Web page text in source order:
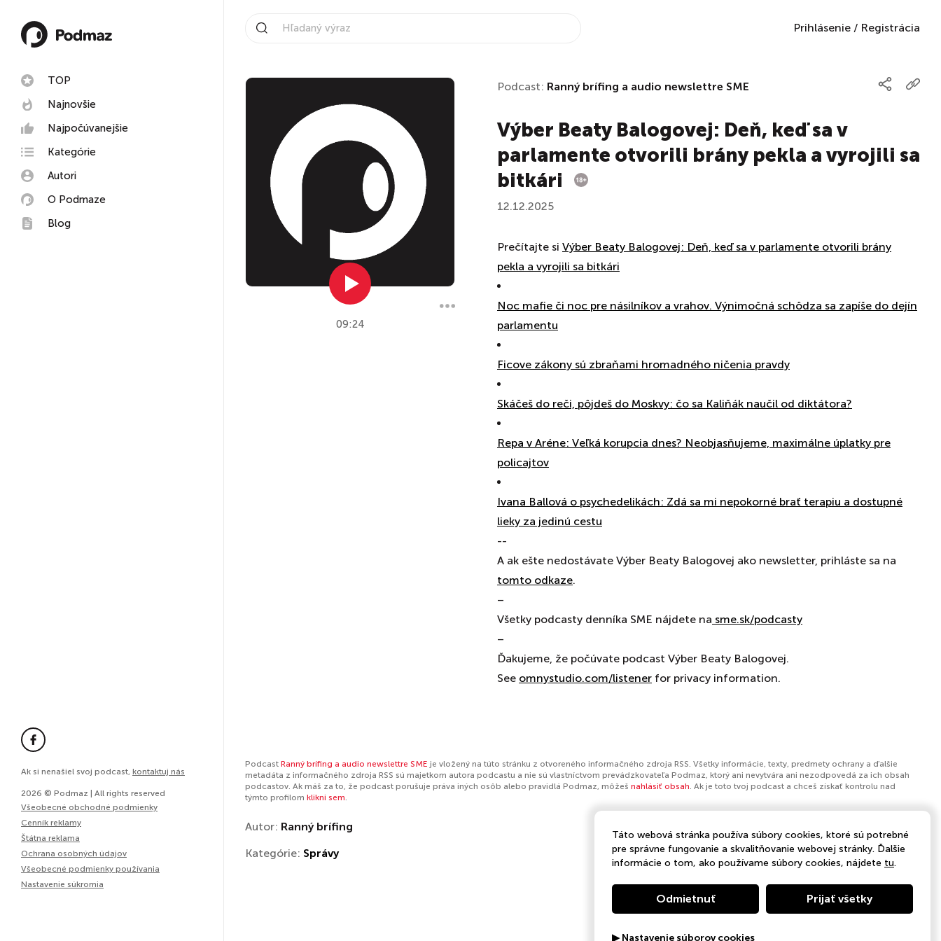
TOP
Najnovšie
Najpočúvanejšie
Kategórie
Autori
O Podmaze
Blog
Ak si nenašiel svoj podcast, kontaktuj nás
2026 © Podmaz | All rights reserved
Všeobecné obchodné podmienky
Cenník reklamy
Štátna reklama
Ochrana osobných údajov
Všeobecné podmienky používania
Nastavenie súkromia
Prihlásenie / Registrácia
09:24
Podcast: Ranný brífing a audio newslettre SME
Výber Beaty Balogovej: Deň, keď sa v
parlamente otvorili brány pekla a vyrojili sa
bitkári
12.12.2025
Prečítajte si Výber Beaty Balogovej: Deň, keď sa v parlamente otvorili brány
pekla a vyrojili sa bitkári
Noc mafie či noc pre násilníkov a vrahov. Výnimočná schôdza sa zapíše do dejín
parlamentu
Ficove zákony sú zbraňami hromadného ničenia pravdy
Skáčeš do reči, pôjdeš do Moskvy: čo sa Kaliňák naučil od diktátora?
Repa v Aréne: Veľká korupcia dnes? Neobjasňujeme, maximálne úplatky pre
policajtov
Ivana Ballová o psychedelikách: Zdá sa mi nepokorné brať terapiu a dostupné
lieky za jedinú cestu
--
A ak ešte nedostávate Výber Beaty Balogovej ako newsletter, prihláste sa na
⁠⁠⁠⁠⁠⁠⁠tomto odkaze⁠⁠⁠⁠⁠⁠⁠.
–
Všetky podcasty denníka SME nájdete na ⁠⁠⁠⁠⁠⁠⁠⁠⁠⁠⁠⁠⁠⁠⁠⁠⁠⁠⁠⁠⁠⁠⁠⁠⁠⁠⁠⁠⁠⁠⁠⁠⁠⁠⁠⁠⁠⁠⁠⁠⁠⁠⁠⁠⁠⁠⁠⁠⁠⁠⁠⁠⁠⁠⁠⁠⁠⁠⁠⁠⁠⁠⁠⁠⁠⁠⁠⁠⁠⁠⁠⁠⁠⁠⁠⁠⁠⁠⁠⁠⁠⁠⁠⁠⁠⁠⁠⁠⁠⁠⁠⁠⁠⁠⁠⁠⁠⁠⁠⁠⁠⁠⁠⁠⁠⁠⁠⁠⁠⁠⁠⁠⁠⁠⁠⁠⁠⁠⁠⁠⁠⁠⁠⁠⁠⁠⁠⁠⁠⁠⁠⁠⁠⁠⁠⁠⁠⁠⁠⁠⁠⁠⁠⁠ sme.sk/podcasty⁠⁠⁠⁠⁠⁠⁠⁠⁠⁠⁠⁠⁠⁠⁠⁠⁠⁠⁠⁠⁠⁠⁠⁠⁠⁠⁠⁠⁠⁠⁠⁠⁠⁠⁠⁠⁠⁠⁠⁠⁠⁠⁠⁠⁠⁠⁠⁠⁠⁠⁠⁠⁠⁠⁠⁠⁠⁠⁠⁠⁠⁠⁠⁠⁠⁠⁠⁠⁠⁠⁠⁠⁠⁠⁠⁠⁠⁠⁠⁠⁠⁠⁠⁠⁠⁠⁠⁠⁠⁠⁠⁠⁠⁠⁠⁠⁠⁠⁠⁠⁠⁠⁠⁠⁠⁠⁠⁠⁠⁠⁠⁠⁠⁠⁠⁠⁠⁠⁠⁠⁠⁠⁠⁠⁠⁠⁠⁠⁠⁠⁠⁠⁠⁠⁠⁠⁠⁠⁠⁠⁠⁠⁠⁠
–
Ďakujeme, že počúvate podcast Výber Beaty Balogovej.
See omnystudio.com/listener for privacy information.
Podcast Ranný brífing a audio newslettre SME je vložený na túto stránku z otvoreného informačného zdroja RSS. Všetky informácie, texty, predmety ochrany a ďalšie
metadáta z informačného zdroja RSS sú majetkom autora podcastu a nie sú vlastníctvom prevádzkovateľa Podmaz, ktorý ani nevytvára ani nezodpovedá za ich obsah
podcastov. Ak máš za to, že podcast porušuje práva iných osôb alebo pravidlá Podmaz, môžeš nahlásiť obsah. Ak je toto tvoj podcast a chceš získať kontrolu nad
týmto profilom klikni sem.
Autor: Ranný brífing
Kategórie: Správy
Táto webová stránka používa súbory cookies, ktoré sú potrebné
pre správne fungovanie a skvalitňovanie webovej stránky. Ďalšie
informácie o tom, ako používame súbory cookies, nájdete tu.
Odmietnuť Prijať všetky
▶ Nastavenie súborov cookies